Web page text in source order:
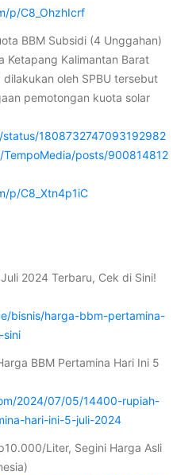
p/C8_OhzhIcrf
BBM Subsidi (4 Unggahan)
Ketapang Kalimantan Barat
oleh SPBU tersebut
pemotongan kuota solar
1808732747093192982
posts/900814812
p/C8_Xtn4p1iC
2024 Terbaru, Cek di Sini!
bisnis/harga-bbm-pertamina-
BBM Pertamina Hari Ini 5
2024/07/05/14400-rupiah-
hari-ini-5-juli-2024
Liter, Segini Harga Asli